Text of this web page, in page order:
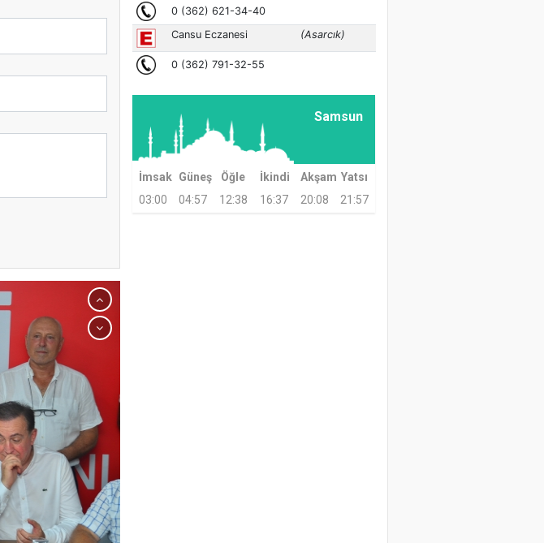
Samsun
İmsak Güneş Öğle İkindi Akşam Yatsı
03:00
04:57 12:38 16:37 20:08 21:57